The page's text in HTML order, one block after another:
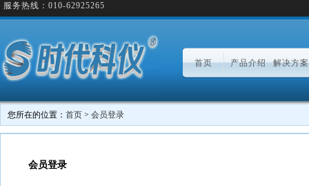
服务热线：010-62925265
首页 产品介绍 解决方案
您所在的位置： 首页 > 会员登录
会员登录